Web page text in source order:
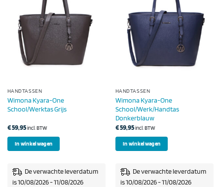
HANDTASSEN
Wimona Kyara-One
School/Werktas Grijs
€59,95incl. BTW
In winkelwagen
De verwachte leverdatum
is 10/08/2026 - 11/08/2026
HANDTASSEN
Wimona Kyara-One
School/Werk/Handtas
Donkerblauw
€59,95incl. BTW
In winkelwagen
De verwachte leverdatum
is 10/08/2026 - 11/08/2026